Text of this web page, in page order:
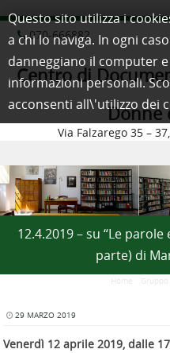
070-666882
Centro di
Donne
Via Falzarego 35 –
Skip to content
12.4.2019 – su “Le
parte) di
Home
29 MARZO 2019
Venerdì 12 aprile 2019, dalle
Questo sito utilizza i
a chi lo naviga. In ogni
danneggiano il computer
informazioni personali.
acconsenti all\'utilizzo dei